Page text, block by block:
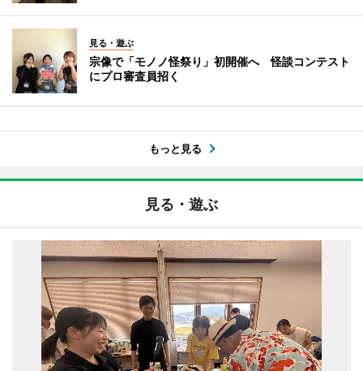
見る・遊ぶ
宗像で「モノノ怪祭り」初開催へ 怪談コンテスト
にプロ審査員招く
もっと見る
見る・遊ぶ